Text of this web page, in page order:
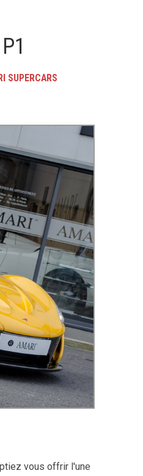
SUPERCARS
vous offrir l'une